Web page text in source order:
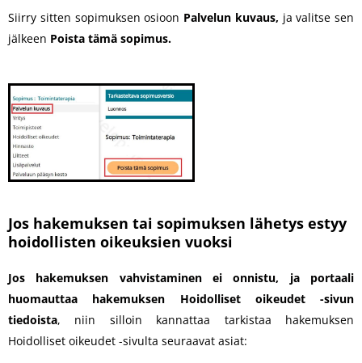
Siirry sitten sopimuksen osioon Palvelun kuvaus, ja valitse sen
jälkeen Poista tämä sopimus.
Jos hakemuksen tai sopimuksen lähetys estyy
hoidollisten oikeuksien vuoksi
Jos hakemuksen vahvistaminen ei onnistu, ja portaali
huomauttaa hakemuksen Hoidolliset oikeudet -sivun
tiedoista, niin silloin kannattaa tarkistaa hakemuksen
Hoidolliset oikeudet -sivulta seuraavat asiat: